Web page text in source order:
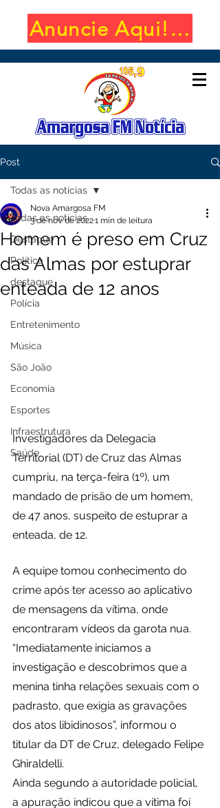
Anuncie Aqui!
Post
Todas as notícias
Destaque
Política
destaque
Polícia
Entretenimento
Música
São João
Economia
Esportes
Infraestrutura
Saúde
Todas as notícias
Homem é preso em Cruz
das Almas por estuprar
enteada de 12 anos
Nova Amargosa FM
3 de nov. de 20221 min de leitura
Investigadores da Delegacia
Territorial (DT) de Cruz das Almas
cumpriu, na terça-feira (1º), um
mandado de prisão de um homem,
de 47 anos, suspeito de estuprar a
enteada, de 12.
A equipe tomou conhecimento do
crime após ter acesso ao aplicativo
de mensagens da vítima, onde
encontraram vídeos da garota nua.
“Imediatamente iniciamos a
investigação e descobrimos que a
menina tinha relações sexuais com o
padrasto, que exigia as gravações
dos atos libidinosos”, informou o
titular da DT de Cruz, delegado Felipe
Ghiraldelli.
Ainda segundo a autoridade policial,
a apuração indicou que a vítima foi